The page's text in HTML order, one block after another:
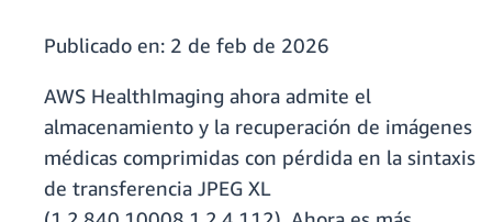
Publicado en: 2 de feb de 2026
AWS HealthImaging ahora admite el
almacenamiento y la recuperación de imágenes
médicas comprimidas con pérdida en la sintaxis
de transferencia JPEG XL